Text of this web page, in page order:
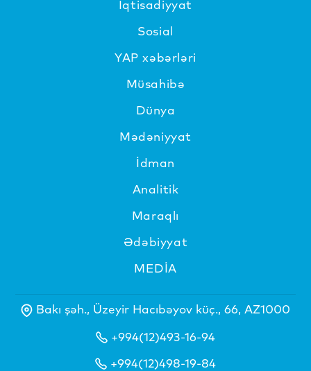
İqtisadiyyat
Sosial
YAP xəbərləri
Müsahibə
Dünya
Mədəniyyat
İdman
Analitik
Maraqlı
Ədəbiyyat
MEDİA
Bakı şəh., Üzeyir Hacıbəyov küç., 66, AZ1000
+994(12)493-16-94
+994(12)498-19-84